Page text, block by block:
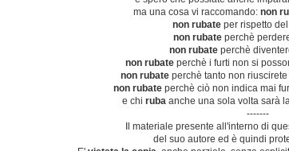
ma una cosa vi raccomando: non
non rubateper rispetto
non rubate perchè
non rubate perchè
non rubate perchè i furti non si
non rubateperchè tanto non
non rubateperchè ciò non indica mai
e chi ruba anche una sola volta sarà
-------
Il materiale presente all'interno di
del suo autore ed è quindi